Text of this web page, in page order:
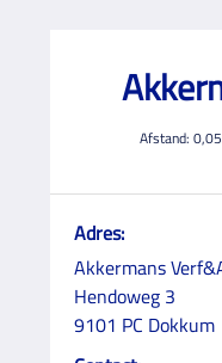
Afstand:
Adres:
Akkermans
Hendoweg 3
9101 PC Dokkum